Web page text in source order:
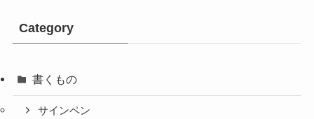
Category
書くもの
サインペン